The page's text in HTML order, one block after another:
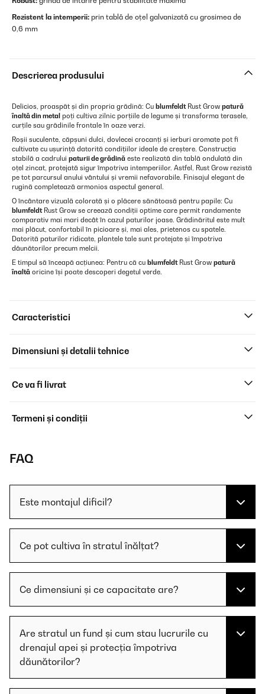
Rezistent la intemperii: prin tablă de oțel galvanizată cu grosimea de
0,6 mm
Descrierea produsului
Delicios, proaspăt și din propria grădină: Cu blumfeldtRust Grow patură
înaltă din metal poți cultiva zilnic porțiile de legume și transforma terasele,
curțile sau grădinile frontale în oaze verzi.
Roșii suculente, căpșuni dulci, dovlecei crocanți și ierburi aromate pot fi
cultivate cu ușurință datorită condițiilor ideale de creștere. Construcția
stabilă a cadrului paturii de grădină este realizată din tablă ondulată din
oțel zincat, protejată sigur împotriva intemperiilor. Astfel, Rust Grow rezistă
pe tot parcursul anului vântului și vremii nefavorabile. Finisajul elegant de
rugină completează armonios aspectul general.
O încântare vizuală colorată și o plăcere sănătoasă pentru papile: Cu
blumfeldtRust Grow se creează condiții optime care permit randamente
comparativ mai mari decât în cazul paturilor joase. Grădinăritul este mult
mai plăcut, confortabil în picioare și, mai ales, prietenos cu spatele.
Datorită paturilor ridicate, plantele tale sunt protejate și împotriva
dăunătorilor precum melcii.
E timpul să înceapă acțiunea: Pentru că cu blumfeldtRust Grow patură
înaltă oricine își poate descoperi degetul verde.
Caracteristici
Dimensiuni și detalii tehnice
Ce va fi livrat
Termeni și condiții
FAQ
Este montajul dificil?
Ce pot cultiva în stratul înălțat?
Ce dimensiuni și ce capacitate are?
Are stratul un fund și cum stau lucrurile cu
drenajul apei și protecția împotriva
dăunătorilor?